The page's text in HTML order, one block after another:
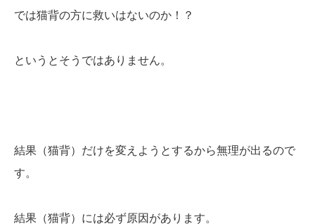
では猫背の方に救いはないのか！？
というとそうではありません。
結果（猫背）だけを変えようとするから無理が出るので
す。
結果（猫背）には必ず原因があります。